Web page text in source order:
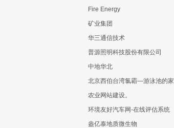
Fire Energy
矿业集团
华三通信技术
普源照明科技股份有限公司
中地华北
北京西伯台湾氯霸—游泳池的家
农业网站建设。
环境友好汽车网-在线评估系统
盎亿泰地质微生物